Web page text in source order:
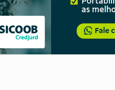
single